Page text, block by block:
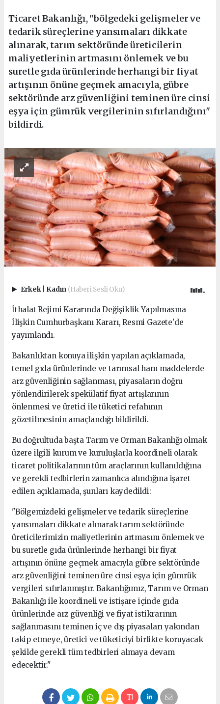
Ticaret Bakanlığı, "bölgedeki gelişmeler ve
tedarik süreçlerine yansımaları dikkate
alınarak, tarım sektöründe üreticilerin
maliyetlerinin artmasını önlemek ve bu
suretle gıda ürünlerinde herhangi bir fiyat
artışının önüne geçmek amacıyla, gübre
sektöründe arz güvenliğini teminen üre cinsi
eşya için gümrük vergilerinin sıfırlandığını"
bildirdi.
Erkek Kadın (Haberi Sesli Oku)
İthalat Rejimi Kararında Değişiklik Yapılmasına
İlişkin Cumhurbaşkanı Kararı, Resmi Gazete'de
yayımlandı.
Bakanlıktan konuya ilişkin yapılan açıklamada,
temel gıda ürünlerinde ve tarımsal ham maddelerde
arz güvenliğinin sağlanması, piyasaların doğru
yönlendirilerek spekülatif fiyat artışlarının
önlenmesi ve üretici ile tüketici refahının
gözetilmesinin amaçlandığı bildirildi.
Bu doğrultuda başta Tarım ve Orman Bakanlığı olmak
üzere ilgili kurum ve kuruluşlarla koordineli olarak
ticaret politikalarının tüm araçlarının kullanıldığına
ve gerekli tedbirlerin zamanlıca alındığına işaret
edilen açıklamada, şunları kaydedildi:
"Bölgemizdeki gelişmeler ve tedarik süreçlerine
yansımaları dikkate alınarak tarım sektöründe
üreticilerimizin maliyetlerinin artmasını önlemek ve
bu suretle gıda ürünlerinde herhangi bir fiyat
artışının önüne geçmek amacıyla gübre sektöründe
arz güvenliğini teminen üre cinsi eşya için gümrük
vergileri sıfırlanmıştır. Bakanlığımız, Tarım ve Orman
Bakanlığı ile koordineli ve istişare içinde gıda
ürünlerinde arz güvenliği ve fiyat istikrarının
sağlanmasını teminen iç ve dış piyasaları yakından
takip etmeye, üretici ve tüketiciyi birlikte koruyacak
şekilde gerekli tüm tedbirleri almaya devam
edecektir."